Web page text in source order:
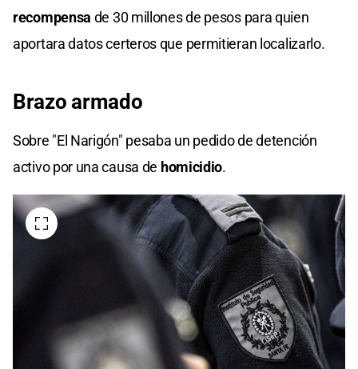
recompensa de 30 millones de pesos para quien
aportara datos certeros que permitieran localizarlo.
Brazo armado
Sobre "El Narigón" pesaba un pedido de detención
activo por una causa de homicidio.